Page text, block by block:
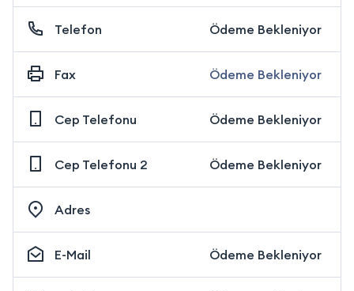
Telefon Ödeme Bekleniyor
Fax Ödeme Bekleniyor
Cep Telefonu Ödeme Bekleniyor
Cep Telefonu 2 Ödeme Bekleniyor
Adres
E-Mail Ödeme Bekleniyor